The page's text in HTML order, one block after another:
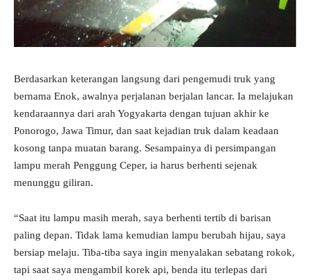
Berdasarkan keterangan langsung dari pengemudi truk yang
bernama Enok, awalnya perjalanan berjalan lancar. Ia melajukan
kendaraannya dari arah Yogyakarta dengan tujuan akhir ke
Ponorogo, Jawa Timur, dan saat kejadian truk dalam keadaan
kosong tanpa muatan barang. Sesampainya di persimpangan
lampu merah Penggung Ceper, ia harus berhenti sejenak
menunggu giliran.
“Saat itu lampu masih merah, saya berhenti tertib di barisan
paling depan. Tidak lama kemudian lampu berubah hijau, saya
bersiap melaju. Tiba-tiba saya ingin menyalakan sebatang rokok,
tapi saat saya mengambil korek api, benda itu terlepas dari